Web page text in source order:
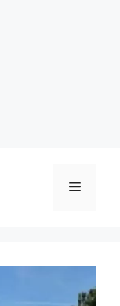
Menu